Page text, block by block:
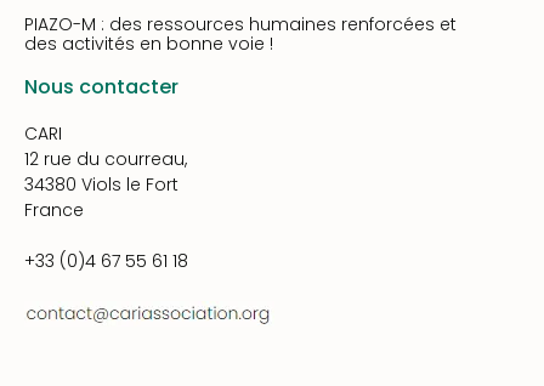
PIAZO-M : des ressources humaines renforcées et
des activités en bonne voie !
Nous contacter
CARI
12 rue du courreau,
34380 Viols le Fort
France
+33 (0)4 67 55 61 18